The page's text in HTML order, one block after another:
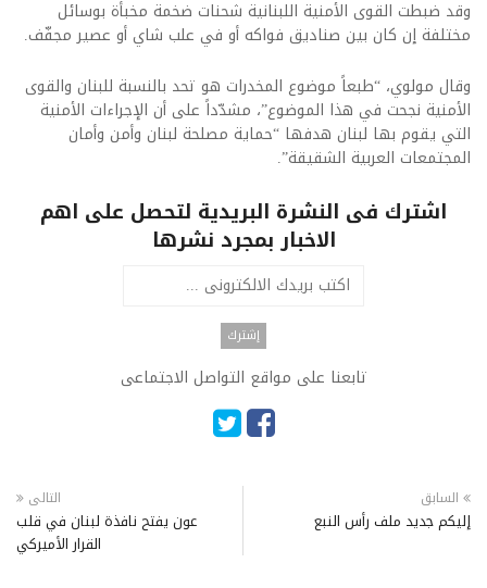
وقد ضبطت القوى الأمنية اللبنانية شحنات ضخمة مخبأة بوسائل
مختلفة إن كان بين صناديق فواكه أو في علب شاي أو عصير مجفّف.
وقال مولوي، “طبعاً موضوع المخدرات هو تحد بالنسبة للبنان والقوى
الأمنية نجحت في هذا الموضوع”، مشدّداً على أن الإجراءات الأمنية
التي يقوم بها لبنان هدفها “حماية مصلحة لبنان وأمن وأمان
المجتمعات العربية الشقيقة”.
اشترك فى النشرة البريدية لتحصل على اهم
الاخبار بمجرد نشرها
تابعنا على مواقع التواصل الاجتماعى
السابق
إليكم جديد ملف رأس النبع
التالى
عون يفتح نافذة لبنان في قلب
القرار الأميركي